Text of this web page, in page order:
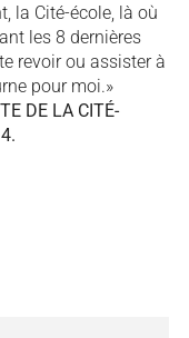
la Cité-école, là où
les 8 dernières
revoir ou assister à
pour moi.»
DE LA CITÉ-